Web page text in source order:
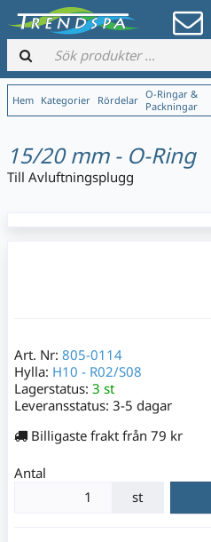
Hem Kategorier Rördelar O-Ringar &
Packningar
15/20 mm - O-Ring
Till Avluftningsplugg
Art. Nr: 805-0114
Hylla: H10 - R02/S08
Lagerstatus: 3 st
Leveransstatus: 3-5 dagar
Billigaste frakt från 79 kr
Antal
st